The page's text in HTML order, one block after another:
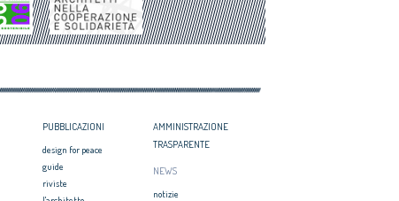
PUBBLICAZIONI
design for peace
guide
riviste
AMMINISTRAZIONE
TRASPARENTE
NEWS
notizie